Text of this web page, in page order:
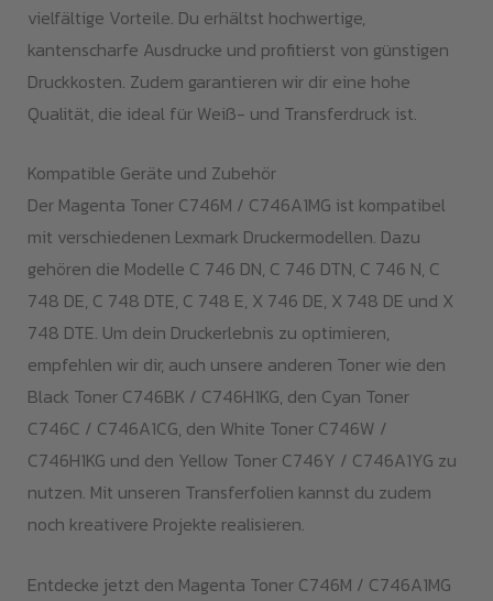
vielfältige Vorteile. Du erhältst hochwertige,
kantenscharfe Ausdrucke und profitierst von günstigen
Druckkosten. Zudem garantieren wir dir eine hohe
Qualität, die ideal für Weiß- und Transferdruck ist.
Kompatible Geräte und Zubehör
Der Magenta Toner C746M / C746A1MG ist kompatibel
mit verschiedenen Lexmark Druckermodellen. Dazu
gehören die Modelle C 746 DN, C 746 DTN, C 746 N, C
748 DE, C 748 DTE, C 748 E, X 746 DE, X 748 DE und X
748 DTE. Um dein Druckerlebnis zu optimieren,
empfehlen wir dir, auch unsere anderen Toner wie den
Black Toner C746BK / C746H1KG, den Cyan Toner
C746C / C746A1CG, den White Toner C746W /
C746H1KG und den Yellow Toner C746Y / C746A1YG zu
nutzen. Mit unseren Transferfolien kannst du zudem
noch kreativere Projekte realisieren.
Entdecke jetzt den Magenta Toner C746M / C746A1MG